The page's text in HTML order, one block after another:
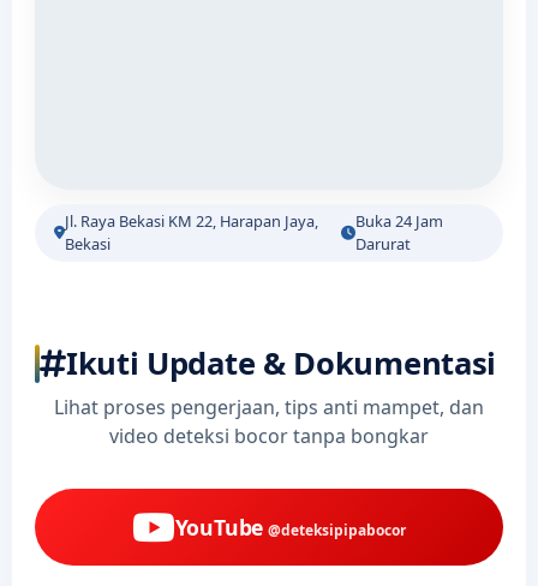
Jl. Raya Bekasi KM 22, Harapan Jaya,
Bekasi
Buka 24 Jam
Darurat
Ikuti Update & Dokumentasi
Lihat proses pengerjaan, tips anti mampet, dan
video deteksi bocor tanpa bongkar
YouTube @deteksipipabocor